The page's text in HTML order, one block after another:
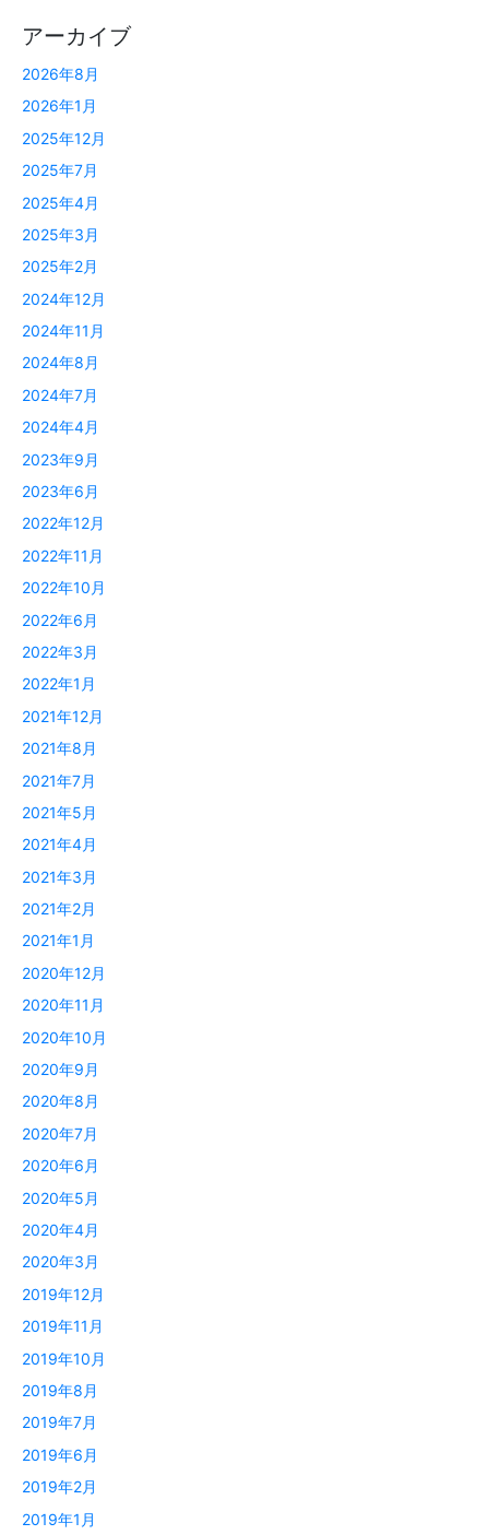
アーカイブ
2026年8月
2026年1月
2025年12月
2025年7月
2025年4月
2025年3月
2025年2月
2024年12月
2024年11月
2024年8月
2024年7月
2024年4月
2023年9月
2023年6月
2022年12月
2022年11月
2022年10月
2022年6月
2022年3月
2022年1月
2021年12月
2021年8月
2021年7月
2021年5月
2021年4月
2021年3月
2021年2月
2021年1月
2020年12月
2020年11月
2020年10月
2020年9月
2020年8月
2020年7月
2020年6月
2020年5月
2020年4月
2020年3月
2019年12月
2019年11月
2019年10月
2019年8月
2019年7月
2019年6月
2019年2月
2019年1月